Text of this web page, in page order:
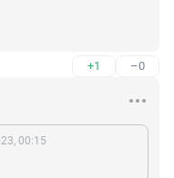
+1 –0
00:15